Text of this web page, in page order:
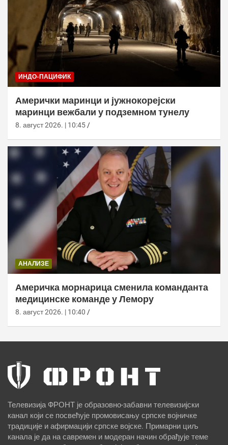
ИНДО-ПАЦИФИК
Амерички маринци и јужнокорејски
маринци вежбали у подземном тунелу
8. август 2026. | 10:45
АНАЛИЗЕ
Америчка морнарица сменила команданта
медицинске команде у Лемору
8. август 2026. | 10:40
Телевизија ФРОНТ је образовно-забавни телевизијски
канал који се посвећује промовисању српске војничке
традиције и афирмацији српске војске. Примарни циљ
канала је да на савремен и модеран начин обрађује теме